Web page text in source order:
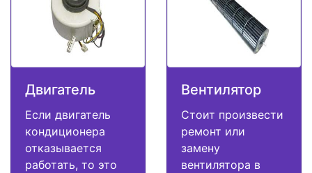
Двигатель
Если двигатель
кондиционера
отказывается
работать, то это
Вентилятор
Стоит произвести
ремонт или
замену
вентилятора в